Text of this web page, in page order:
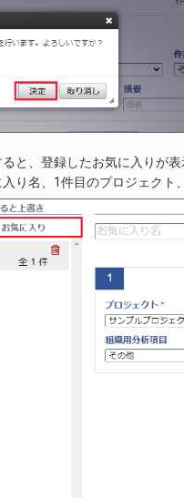
と、登録したお気に入りが
り名、1件目のプロジェクト